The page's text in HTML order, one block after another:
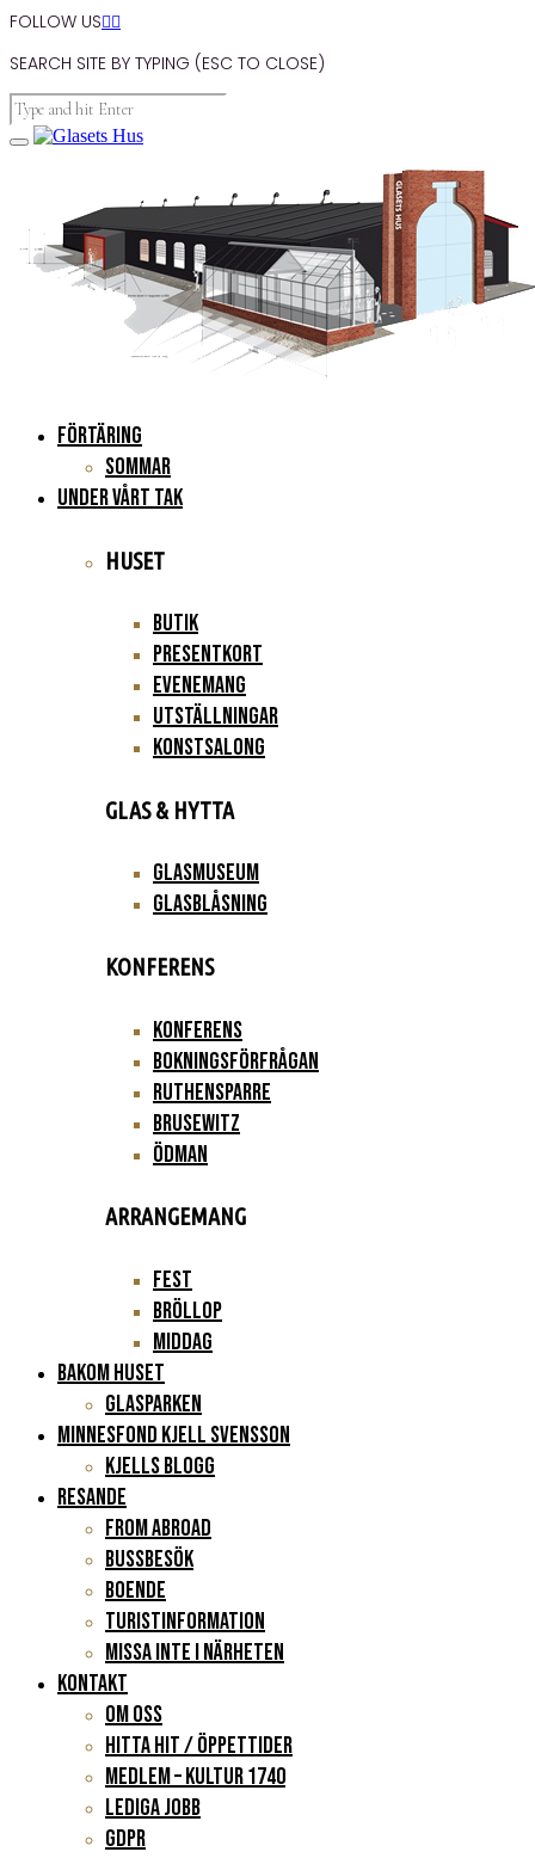
FOLLOW US
SEARCH SITE BY TYPING (ESC TO CLOSE)
FÖRTÄRING
Sommar
UNDER VÅRT TAK
HUSET
Butik
Presentkort
Evenemang
Utställningar
Konstsalong
GLAS & HYTTA
Glasmuseum
Glasblåsning
KONFERENS
Konferens
Bokningsförfrågan
Ruthensparre
Brusewitz
Ödman
ARRANGEMANG
Fest
Bröllop
Middag
BAKOM HUSET
Glasparken
Minnesfond Kjell Svensson
KJELLS BLOGG
RESANDE
FROM ABROAD
Bussbesök
Boende
Turistinformation
Missa inte i närheten
KONTAKT
Om oss
Hitta hit / Öppettider
Medlem – Kultur 1740
Lediga jobb
GDPR